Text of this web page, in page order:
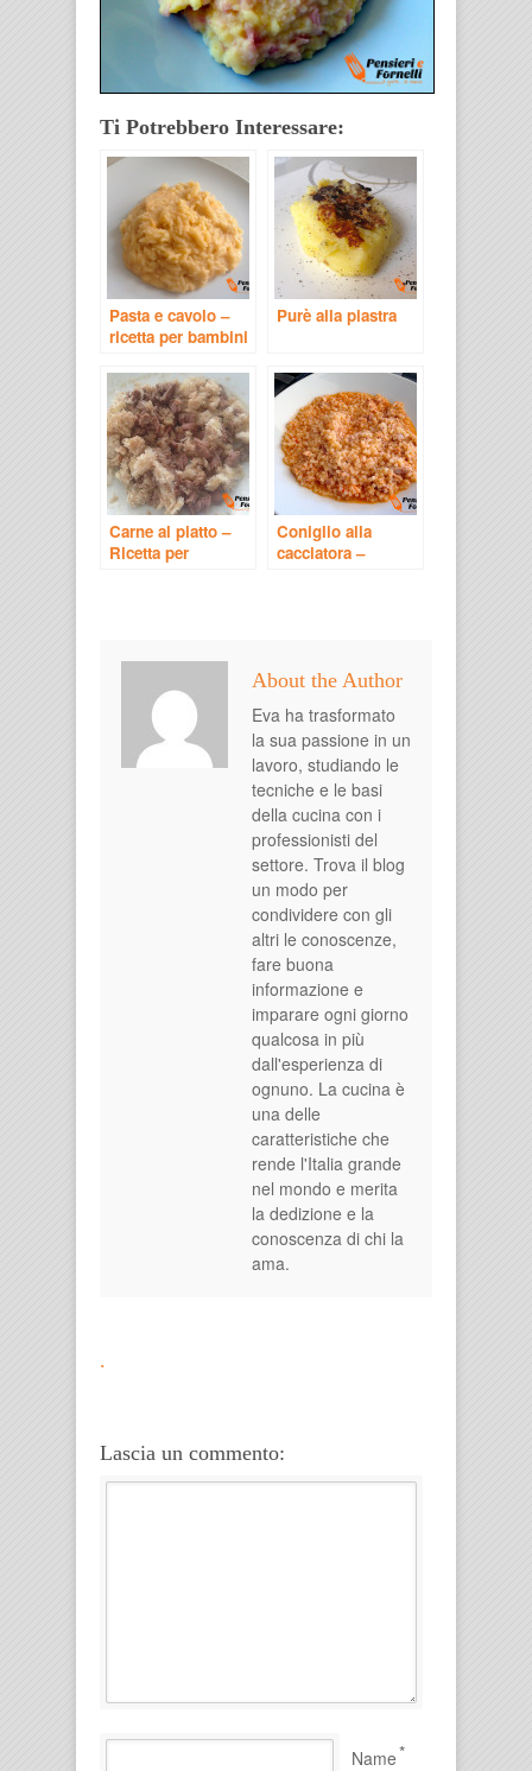
Ti Potrebbero Interessare:
Pasta e cavolo –
ricetta per bambini
Purè alla piastra
Carne al piatto –
Ricetta per
Coniglio alla
cacciatora –
About the Author
Eva ha trasformato
la sua passione in un
lavoro, studiando le
tecniche e le basi
della cucina con i
professionisti del
settore. Trova il blog
un modo per
condividere con gli
altri le conoscenze,
fare buona
informazione e
imparare ogni giorno
qualcosa in più
dall'esperienza di
ognuno. La cucina è
una delle
caratteristiche che
rende l'Italia grande
nel mondo e merita
la dedizione e la
conoscenza di chi la
ama.
.
Lascia un commento:
Name*